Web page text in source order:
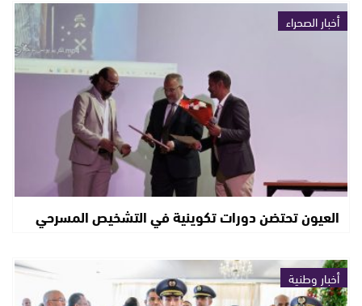
أخبار الصحراء
العيون تحتضن دورات تكوينية في التشخيص المسرحي
أخبار وطنية